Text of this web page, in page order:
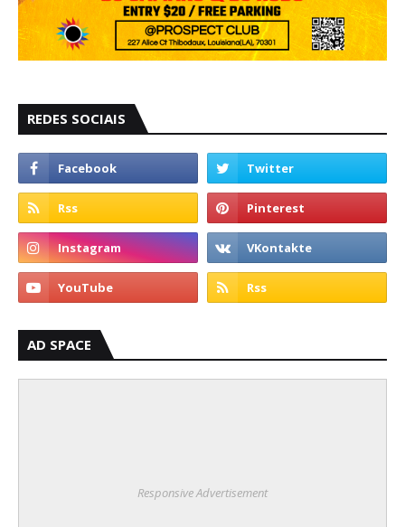
REDES SOCIAIS
AD SPACE
Responsive Advertisement